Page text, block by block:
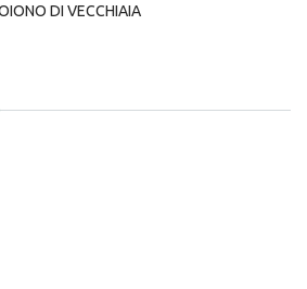
DI VECCHIAIA